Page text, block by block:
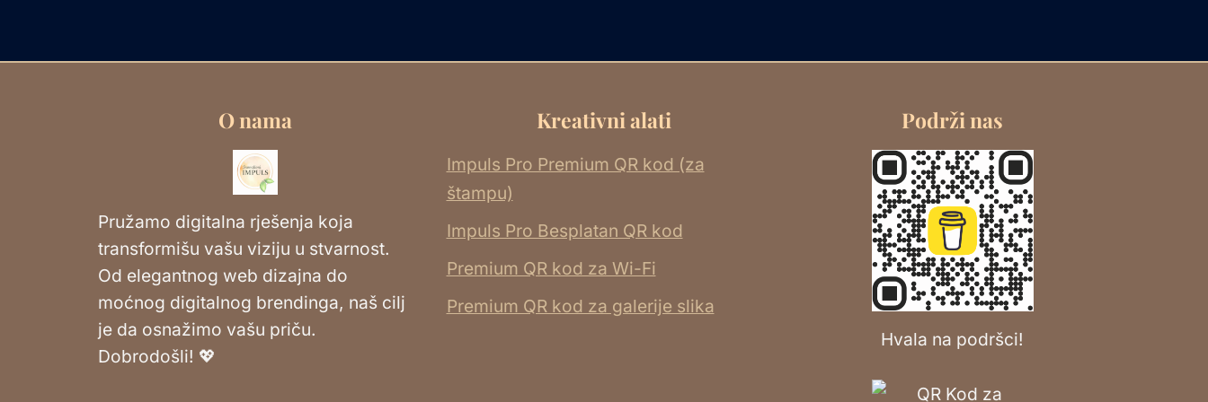
O nama
Pružamo digitalna rješenja koja
transformišu vašu viziju u stvarnost.
Od elegantnog web dizajna do
moćnog digitalnog brendinga, naš cilj
je da osnažimo vašu priču.
Dobrodošli! 💖
Kreativni alati
Impuls Pro Premium QR kod (za
štampu)
Impuls Pro Besplatan QR kod
Premium QR kod za Wi-Fi
Premium QR kod za galerije slika
Podrži nas
Hvala na podršci!